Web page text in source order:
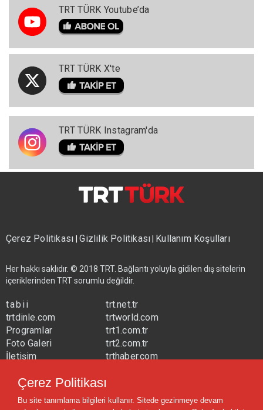
TRT TÜRK Youtube’da
TRT TÜRK X'te
TRT TÜRK Instagram'da
Çerez Politikası|Gizlilik Politikası| Kullanım Koşulları
Her hakkı saklıdır. © 2018 TRT. Bağlantı yoluyla gidilen dış sitelerin
içeriklerinden TRT sorumlu değildir.
tabii
trtdinle.com
Programlar
Foto Galeri
İletişim
trt.net.tr
trtworld.com
trt1.com.tr
trt2.com.tr
trthaber.com
trtavaz.com.tr
trtmuzik.net.tr
Çerez Politikası
Bu site tanımlama bilgileri kullanır. Sitede gezinmeye devam